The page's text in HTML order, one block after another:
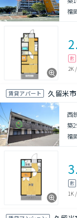
福
敷
2K /
賃貸アパート 久留米
西
築
福
敷
1K /